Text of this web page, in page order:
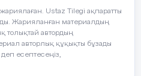
Ustaz Tilegi ақпаратты
Жарияланған материалдың
толықтай автордың
авторлық құқықты бұзады
есептесеңіз,